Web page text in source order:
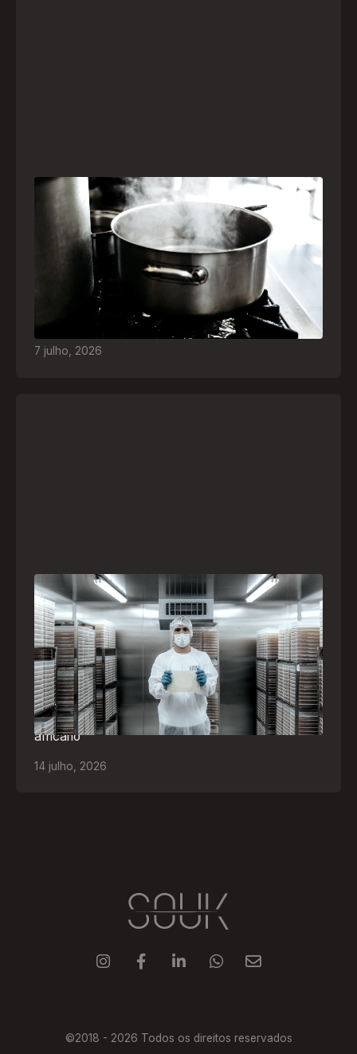
Frio leva brasileiros a improvisar para se
aquecer e aumenta risco de queimaduras
dentro de casa
O inverno chegou e, com ele, práticas perigosas
para espantar o frio voltam a ser comuns. Saiba
quais são os riscos e como agir em caso de
7 julho, 2026
A paranaense Vuelo Pharma é uma das 13
empresas brasileiras selecionadas para
representar o Brasil na maior feira de
negócios de Angola
Empresa participará da FILDA 2026, em Luanda,
levando tecnologias brasileiras para tratamento de
feridas, ostomia e proteção cutânea ao mercado
africano
14 julho 2026
    
©2018 - 2026 Todos os direitos reservados